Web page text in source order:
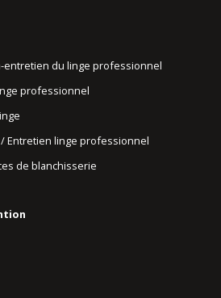
entretien du linge professionnel
professionnel
Entretien linge professionnel
de blanchisserie